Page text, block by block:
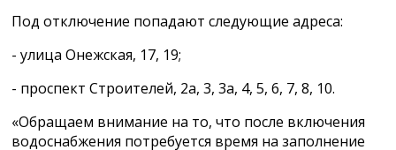
Под отключение попадают следующие адреса:
- улица Онежская, 17, 19;
- проспект Строителей, 2а, 3, 3а, 4, 5, 6, 7, 8, 10.
«Обращаем внимание на то, что после включения
водоснабжения потребуется время на заполнение